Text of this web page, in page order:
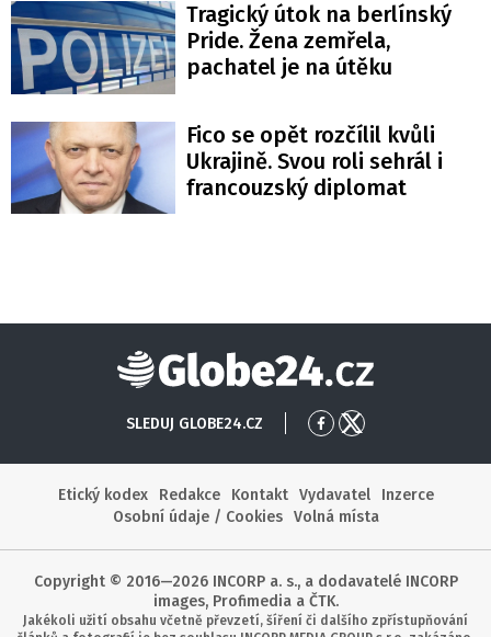
Tragický útok na berlínský
Pride. Žena zemřela,
pachatel je na útěku
Fico se opět rozčílil kvůli
Ukrajině. Svou roli sehrál i
francouzský diplomat
Globe24
SLEDUJ GLOBE24.CZ
PřejítPřejít
Etický kodex
Redakce Kontakt Vydavatel
Inzerce
Osobní údaje / Cookies
Volná místa
Copyright © 2016—2026 INCORP a. s., a dodavatelé INCORP
images, Profimedia a ČTK.
Jakékoli užití obsahu včetně převzetí, šíření či dalšího zpřístupňování